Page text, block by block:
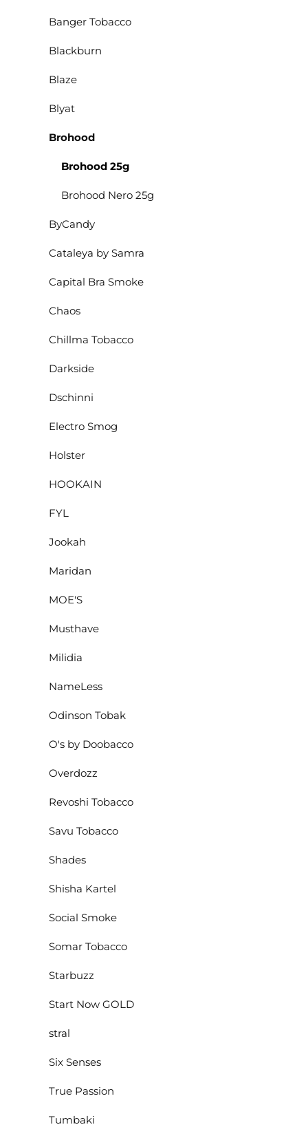
Banger Tobacco
Blackburn
Blaze
Blyat
Brohood
Brohood 25g
Brohood Nero 25g
ByCandy
Cataleya by Samra
Capital Bra Smoke
Chaos
Chillma Tobacco
Darkside
Dschinni
Electro Smog
Holster
HOOKAIN
FYL
Jookah
Maridan
MOE'S
Musthave
Milidia
NameLess
Odinson Tobak
O's by Doobacco
Overdozz
Revoshi Tobacco
Savu Tobacco
Shades
Shisha Kartel
Social Smoke
Somar Tobacco
Starbuzz
Start Now GOLD
stral
Six Senses
True Passion
Tumbaki